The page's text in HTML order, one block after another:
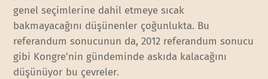
genel seçimlerine dahil etmeye sıcak
bakmayacağını düşünenler çoğunlukta. Bu
referandum sonucunun da, 2012 referandum sonucu
gibi Kongre’nin gündeminde askıda kalacağını
düşünüyor bu çevreler.